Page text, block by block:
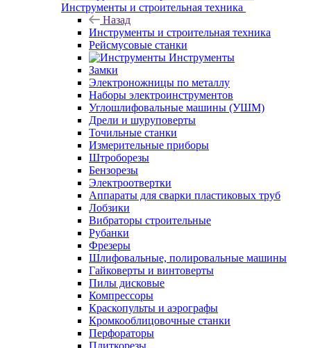
Инструменты и строительная техника
Назад
Инструменты и строительная техника
Рейсмусовые станки
Инструменты
Замки
Электроножницы по металлу
Наборы электроинструментов
Углошлифовальные машины (УШМ)
Дрели и шуруповерты
Точильные станки
Измерительные приборы
Штроборезы
Бензорезы
Электроотвертки
Аппараты для сварки пластиковых труб
Лобзики
Вибраторы строительные
Рубанки
Фрезеры
Шлифовальные, полировальные машины
Гайковерты и винтоверты
Пилы дисковые
Компрессоры
Краскопульты и аэрографы
Кромкооблицовочные станки
Перфораторы
Плиткорезы